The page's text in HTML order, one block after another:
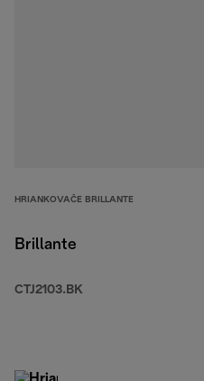
HRIANKOVAČE BRILLANTE
Brillante
CTJ2103.BK